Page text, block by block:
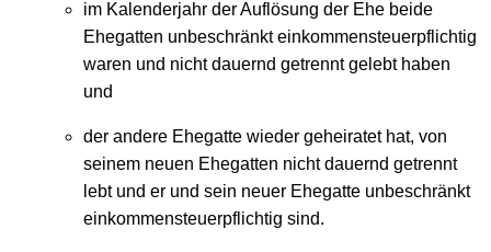
im Kalenderjahr der Auflösung der Ehe beide
Ehegatten unbeschränkt einkommensteuerpflichtig
waren und nicht dauernd getrennt gelebt haben
und
der andere Ehegatte wieder geheiratet hat, von
seinem neuen Ehegatten nicht dauernd getrennt
lebt und er und sein neuer Ehegatte unbeschränkt
einkommensteuerpflichtig sind.